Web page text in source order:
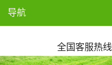
导航
全国客服热线